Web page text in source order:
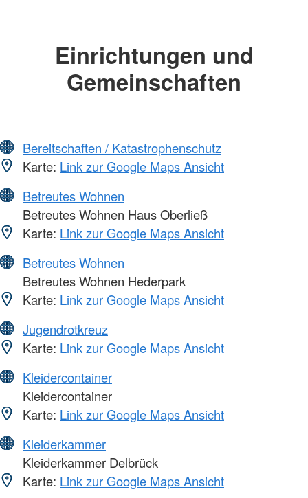
Einrichtungen und
Gemeinschaften
Bereitschaften / Katastrophenschutz
Karte: Link zur Google Maps Ansicht
Betreutes Wohnen
Betreutes Wohnen Haus Oberließ
Karte: Link zur Google Maps Ansicht
Betreutes Wohnen
Betreutes Wohnen Hederpark
Karte: Link zur Google Maps Ansicht
Jugendrotkreuz
Karte: Link zur Google Maps Ansicht
Kleidercontainer
Kleidercontainer
Karte: Link zur Google Maps Ansicht
Kleiderkammer
Kleiderkammer Delbrück
Karte: Link zur Google Maps Ansicht